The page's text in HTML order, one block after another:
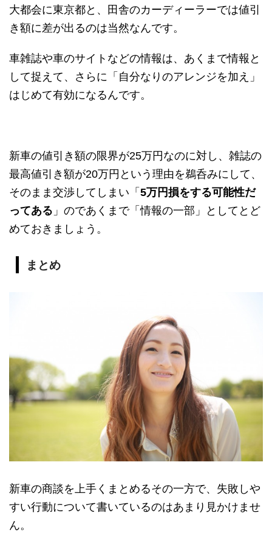
大都会に東京都と、田舎のカーディーラーでは値引
き額に差が出るのは当然なんです。
車雑誌や車のサイトなどの情報は、あくまで情報と
して捉えて、さらに「自分なりのアレンジを加え」
はじめて有効になるんです。
新車の値引き額の限界が25万円なのに対し、雑誌の
最高値引き額が20万円という理由を鵜呑みにして、
そのまま交渉してしまい「 5万円損をする可能性だ
ってある 」のであくまで「情報の一部」としてとど
めておきましょう。
まとめ
新車の商談を上手くまとめるその一方で、失敗しや
すい行動について書いているのはあまり見かけませ
ん。